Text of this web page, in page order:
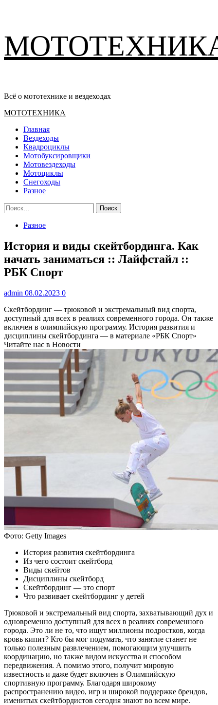
содержимому
Всё о мототехнике и вездеходах
Основное
МОТОТЕХНИКА
Главная
Вездеходы
Квадроциклы
Мотобуксировщики
Мотовездеходы
Мотоциклы
Снегоходы
Разное
Найти:
Разное
История и виды скейтбординга. Как
начать заниматься :: Лайфстайл ::
РБК Спорт
admin 08.02.2023 0
Скейтбординг — трюковой и экстремальный вид спорта,
доступный для всех в реалиях современного города. Он также
включен в олимпийскую программу. История развития и
дисциплины скейтбординга — в материале «РБК Спорт»
Читайте нас в Новости
Фото: Getty Images
История развития скейтбординга
Из чего состоит скейтборд
Виды скейтов
Дисциплины скейтборд
Скейтбординг — это спорт
Что развивает скейтбординг у детей
Трюковой и экстремальный вид спорта, захватывающий дух и
одновременно доступный для всех в реалиях современного
города. Это ли не то, что ищут миллионы подростков, когда
кровь кипит? Кто бы мог подумать, что занятие станет не
только полезным развлечением, помогающим улучшить
координацию, но также видом искусства и способом
передвижения. А помимо этого, получит мировую
известность и даже будет включен в Олимпийскую
спортивную программу. Благодаря широкому
распространению видео, игр и широкой поддержке брендов,
именитых скейтбордистов сегодня знают во всем мире.